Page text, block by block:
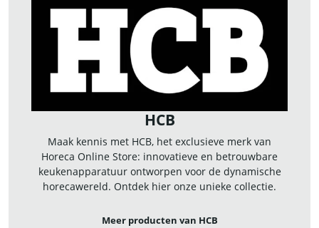
HCB
Maak kennis met HCB, het exclusieve merk van
Horeca Online Store: innovatieve en betrouwbare
keukenapparatuur ontworpen voor de dynamische
horecawereld. Ontdek hier onze unieke collectie.
Meer producten van HCB